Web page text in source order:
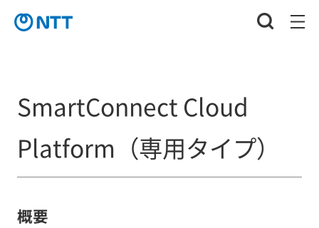
SmartConnect Cloud
Platform（専用タイプ）
概要